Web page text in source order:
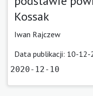
Kossak
Iwan Rajczew
Data publikacji: 10-12-
2020-12-10